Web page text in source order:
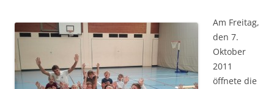
Am Freitag,
den 7.
Oktober
2011
öffnete die